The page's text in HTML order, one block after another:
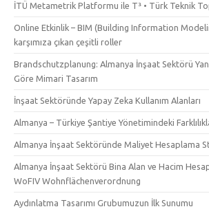
İTÜ Metametrik Platformu ile T³ • Türk Teknik
Online Etkinlik – BIM (Building Information
karşımıza çıkan çeşitli roller
Brandschutzplanung: Almanya İnşaat Sektörü
Göre Mimari Tasarım
İnşaat Sektöründe Yapay Zeka Kullanım Alanları
Almanya – Türkiye Şantiye Yönetimindeki
Almanya İnşaat Sektöründe Maliyet Hesaplama
Almanya İnşaat Sektörü Bina Alan ve Hacim
WoFIV Wohnflächenverordnung
Aydınlatma Tasarımı Grubumuzun İlk Sunumu